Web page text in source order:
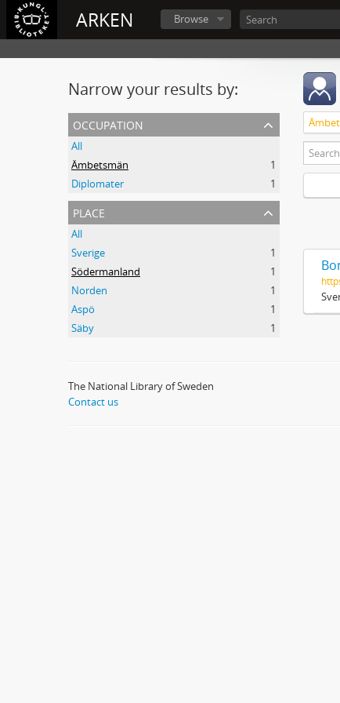
ARKEN Browse
Narrow your results by:
occupation
All
Ämbetsmän
1
Diplomater
1
place
All
Sverige
1
Södermanland
1
Norden
1
Aspö
1
Säby
1
The National Library of Sweden
Contact us